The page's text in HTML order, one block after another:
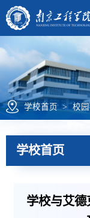
学校首页 > 校
学校首页
学校与艾